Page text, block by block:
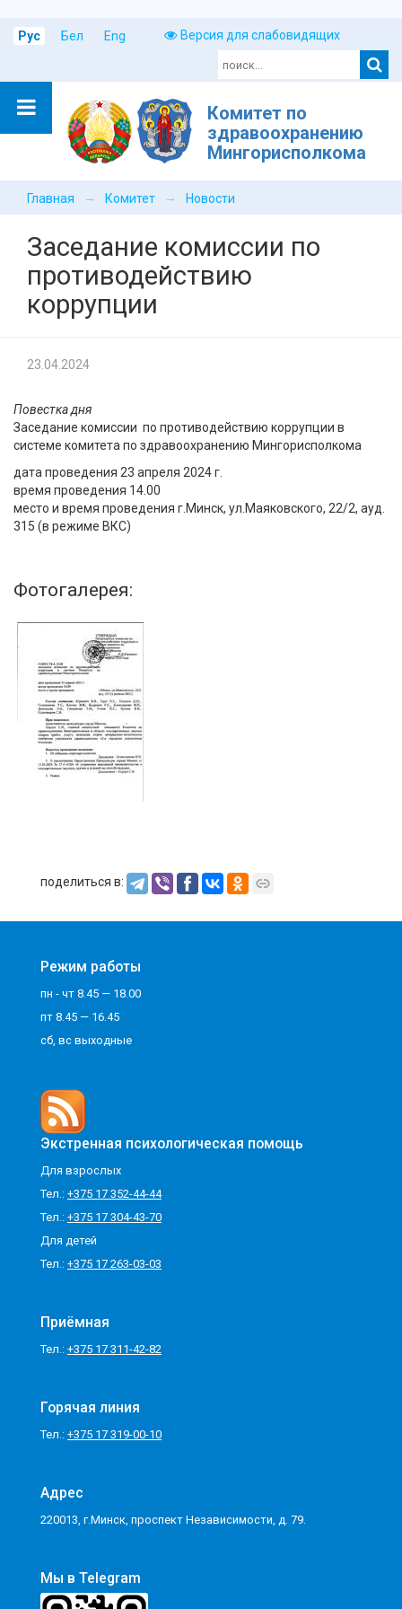
Рус Бел Eng Версия для слабовидящих
Комитет по
здравоохранению
Мингорисполкома
Главная → Комитет → Новости
Заседание комиссии по
противодействию
коррупции
23.04.2024
Повестка дня
Заседание комиссии по противодействию коррупции в
системе комитета по здравоохранению Мингорисполкома
дата проведения 23 апреля 2024 г
время проведения 14.00
место и время проведения г Минск, ул Маяковского, 22/2, ауд.
315 (в режиме ВКС)
Фотогалерея:
поделиться в:
Режим работы
пн - чт 8.45 — 18.00
пт 8.45 — 16.45
сб, вс выходные
Экстренная психологическая помощь
Для взрослых
Тел.: +375 17 352-44-44
Тел.: +375 17 304-43-70
Для детей
Тел.: +375 17 263-03-03
Приёмная
Тел.: +375 17 311-42-82
Горячая линия
Тел.: +375 17 319-00-10
Адрес
220013, г.Минск, проспект Независимости, д. 79.
Мы в Telegram